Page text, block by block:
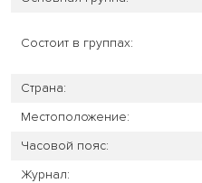
Состоит в группах:
Страна:
Местоположение:
Часовой пояс:
Журнал: